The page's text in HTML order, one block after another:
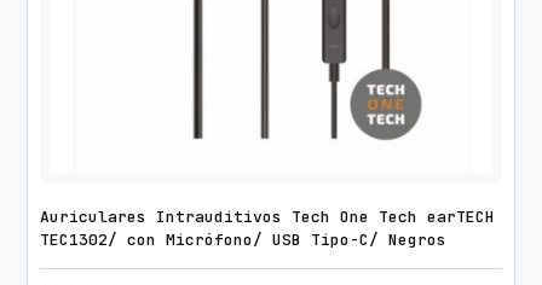
Auriculares Intrauditivos Tech One Tech earTECH
TEC1302/ con Micrófono/ USB Tipo-C/ Negros